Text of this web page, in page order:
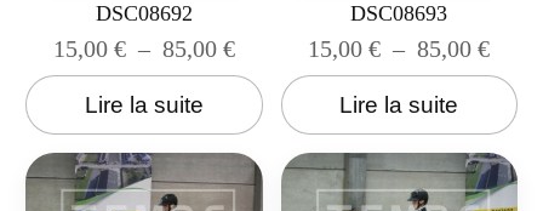
DSC08692
15,00 € – 85,00 €
Lire la suite
DSC08693
15,00€ – 85,00€
Lire la suite